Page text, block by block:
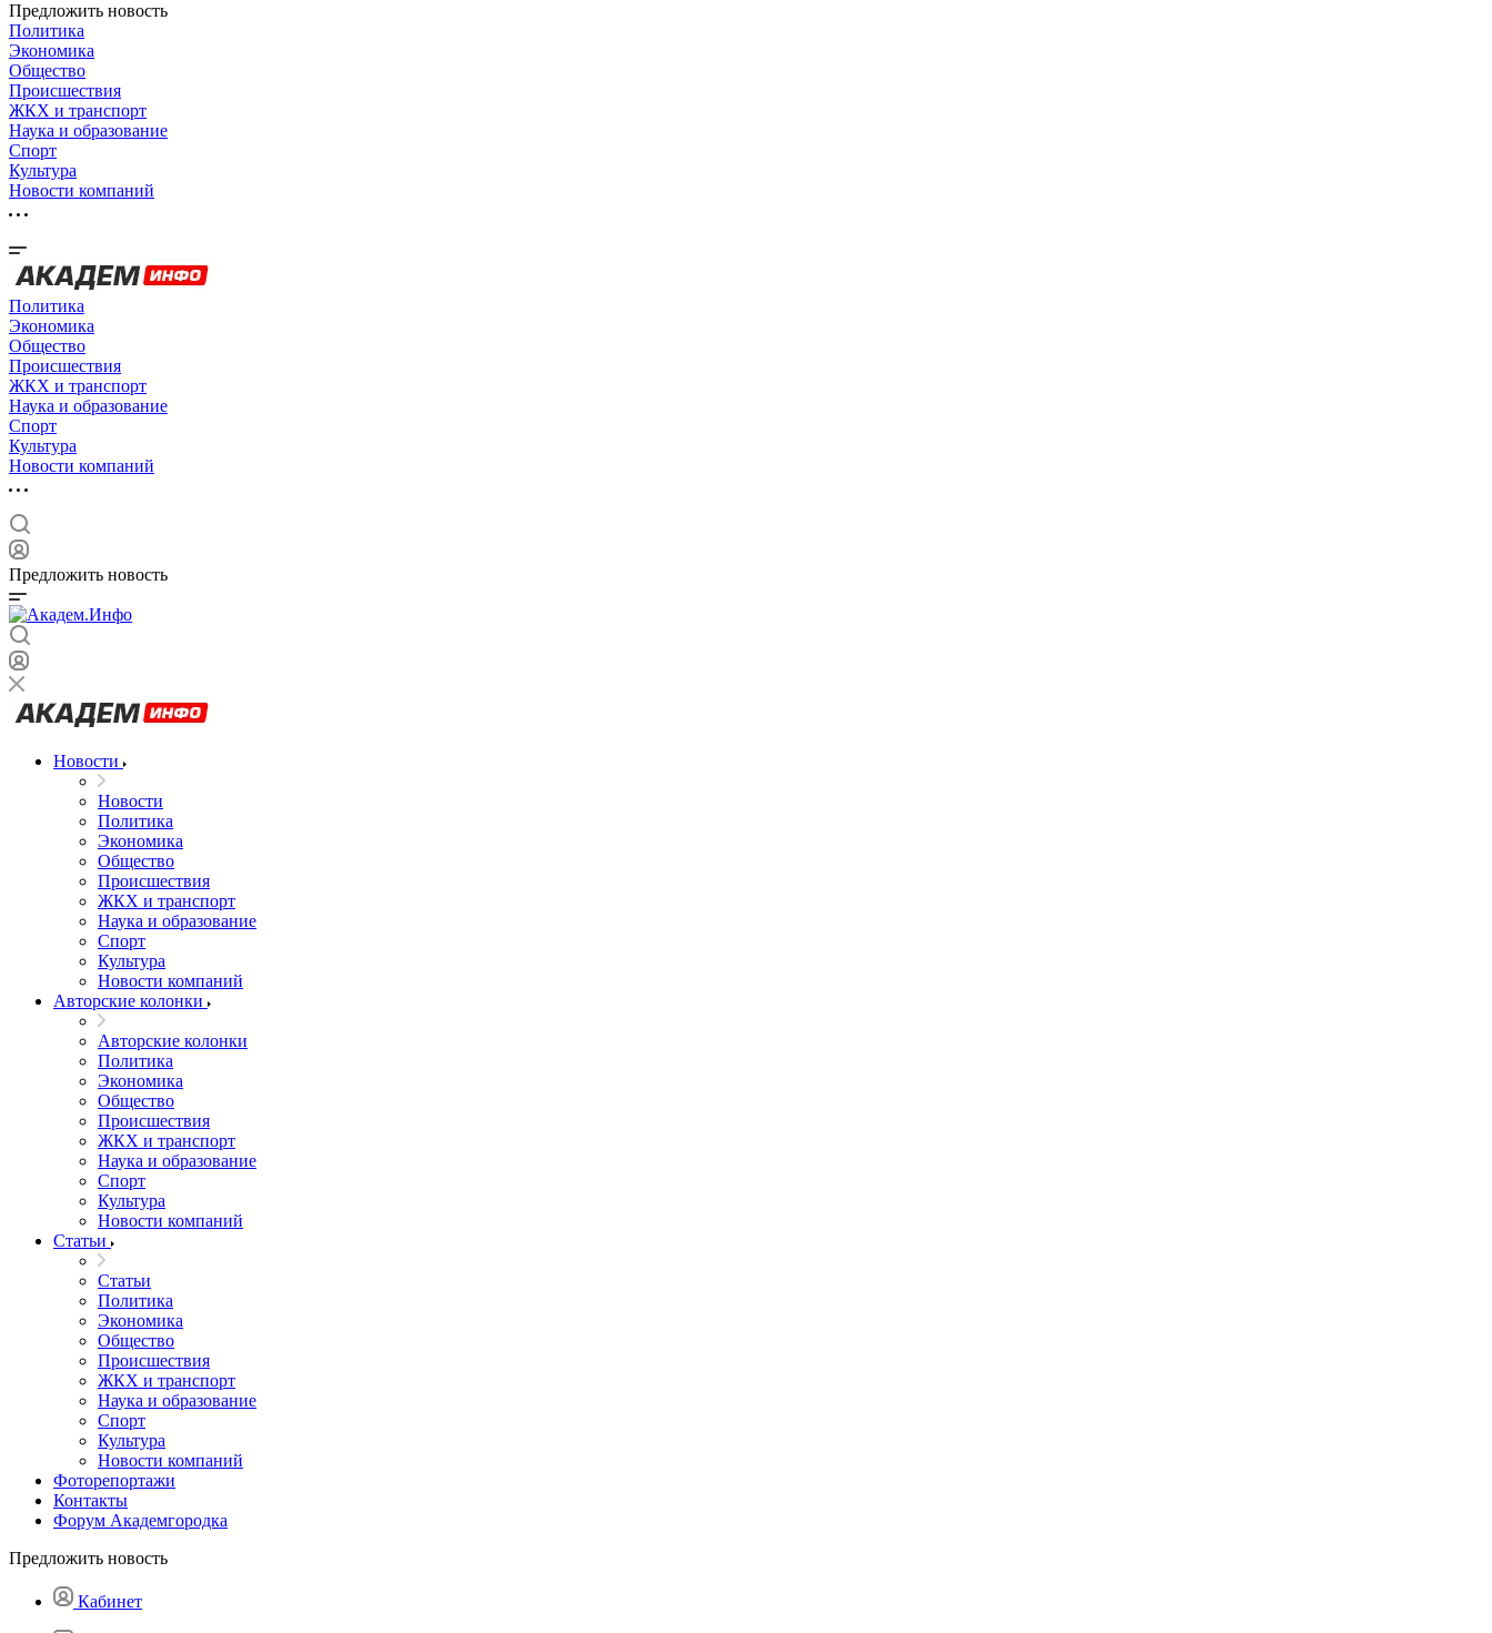
Предложить новость
Политика
Экономика
Общество
Происшествия
ЖКХ и транспорт
Наука и образование
Спорт
Культура
Новости компаний
Политика
Экономика
Общество
Происшествия
ЖКХ и транспорт
Наука и образование
Спорт
Культура
Новости компаний
Предложить новость
Новости
Новости
Политика
Экономика
Общество
Происшествия
ЖКХ и транспорт
Наука и образование
Спорт
Культура
Новости компаний
Авторские колонки
Авторские колонки
Политика
Экономика
Общество
Происшествия
ЖКХ и транспорт
Наука и образование
Спорт
Культура
Новости компаний
Статьи
Статьи
Политика
Экономика
Общество
Происшествия
ЖКХ и транспорт
Наука и образование
Спорт
Культура
Новости компаний
Фоторепортажи
Контакты
Форум Академгородка
Предложить новость
Кабинет